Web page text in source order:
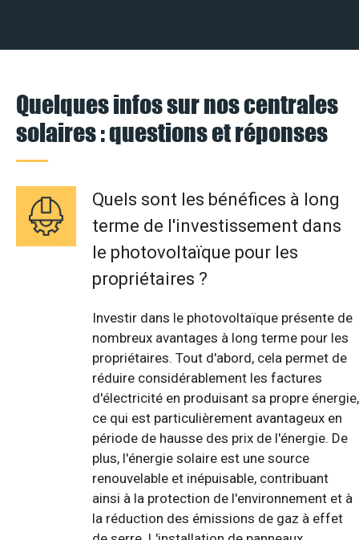
Quelques infos sur nos centrales
solaires : questions et réponses
Quels sont les bénéfices à long
terme de l'investissement dans
le photovoltaïque pour les
propriétaires ?
Investir dans le photovoltaïque présente de
nombreux avantages à long terme pour les
propriétaires. Tout d'abord, cela permet de
réduire considérablement les factures
d'électricité en produisant sa propre énergie,
ce qui est particulièrement avantageux en
période de hausse des prix de l'énergie. De
plus, l'énergie solaire est une source
renouvelable et inépuisable, contribuant
ainsi à la protection de l'environnement et à
la réduction des émissions de gaz à effet